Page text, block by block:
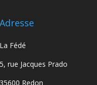
Adresse
La Fédé
5, rue Jacques Prado
35600 Redon